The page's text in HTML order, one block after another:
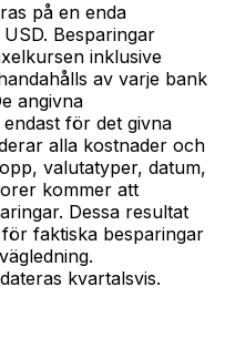
på en enda
Besparingar
inklusive
av varje bank
angivna
för det givna
alla kostnader och
valutatyper, datum,
kommer att
Dessa resultat
faktiska besparingar
kvartalsvis.